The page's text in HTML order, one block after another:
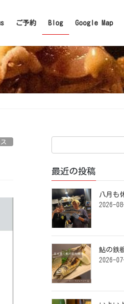
ご予約 Blog Google Map
最近の投稿
八月も
2026-
鮎の鉄
2026-